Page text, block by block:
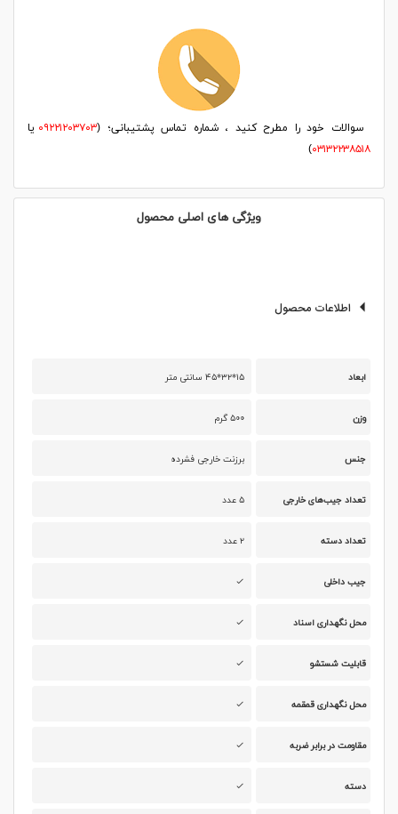
سوالات خود را مطرح کنید ، شماره تماس پشتیبانی؛ ( ۰۹۲۲۱۲۰۳۷۰۳ یا
۰۳۱۳۲۲۳۸۵۱۸)
ویژگی های اصلی محصول
اطلاعات محصول
ابعاد ۱۵*۳۲*۴۵ سانتی متر
وزن ۵۰۰ گرم
جنس برزنت خارجی فشرده
تعداد جیب‌های خارجی ۵ عدد
تعداد دسته
جیب داخلی
محل نگهداری اسناد
قابلیت شستشو
محل نگهداری قمقمه
مقاومت در برابر ضربه
دسته